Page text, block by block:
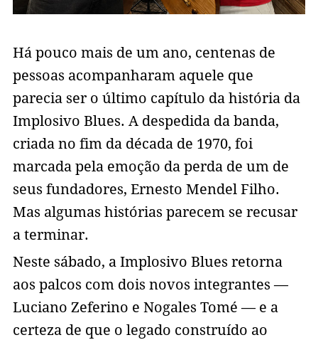
Há pouco mais de um ano, centenas de
pessoas acompanharam aquele que
parecia ser o último capítulo da história da
Implosivo Blues. A despedida da banda,
criada no fim da década de 1970, foi
marcada pela emoção da perda de um de
seus fundadores, Ernesto Mendel Filho.
Mas algumas histórias parecem se recusar
a terminar.
Neste sábado, a Implosivo Blues retorna
aos palcos com dois novos integrantes —
Luciano Zeferino e Nogales Tomé — e a
certeza de que o legado construído ao